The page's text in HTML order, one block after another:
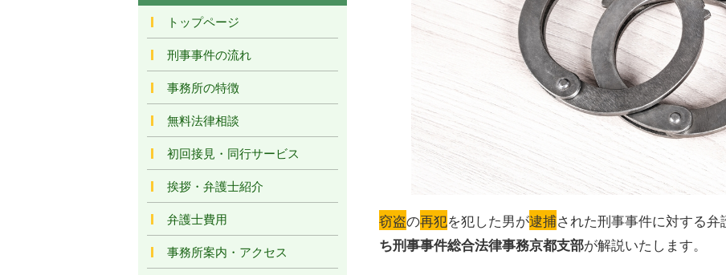
窃盗の再犯を犯した男が逮捕された刑事事件に対する弁
ち刑事事件総合法律事務京都支部が解説いたします。
トップページ
刑事事件の流れ
事務所の特徴
無料法律相談
初回接見・同行サービス
挨拶・弁護士紹介
弁護士費用
事務所案内・アクセス